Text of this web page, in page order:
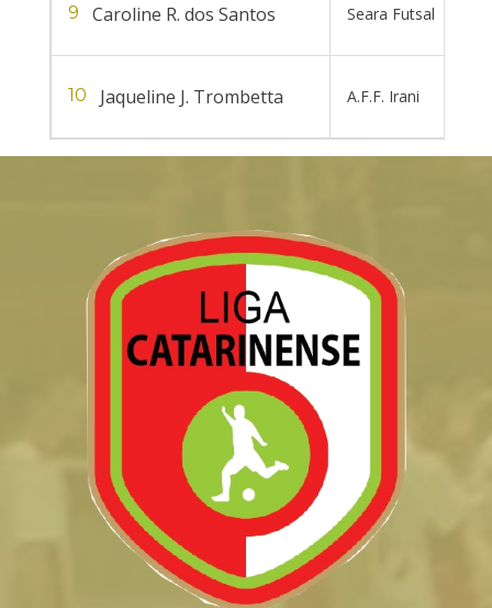
9 Caroline R. dos Santos Seara Futsal
10 Jaqueline J. Trombetta A.F.F. Irani